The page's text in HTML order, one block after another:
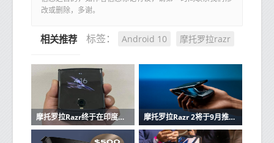
改或删除，多谢。
标签： Android 10 摩托罗拉razr
相关推荐
摩托罗拉Razr终于在印度上市 摩托罗拉Razr 2将于9月推出